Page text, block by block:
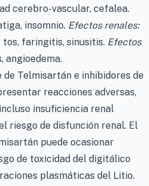
cerebro-vascular, cefalea.
insomnio. Efectos renales:
faringitis, sinusitis. Efectos
angioedema.
de Telmisartán e inhibidores de
reacciones adversas,
insuficiencia renal
riesgo de disfunción renal. El
puede ocasionar
de toxicidad del digitálico
plasmáticas del Litio.